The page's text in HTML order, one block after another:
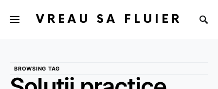
VREAU SA FLUIER
BROWSING TAG